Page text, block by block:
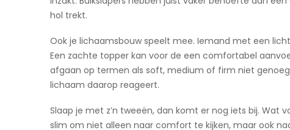
hol trekt.
Ook je lichaamsbouw speelt mee. Iemand met een
Een zachte topper kan voor de een comfortabel
afgaan op termen als soft, medium of firm niet
lichaam daarop reageert.
Slaap je met z’n tweeën, dan komt er nog iets bij. Wat
slim om niet alleen naar comfort te kijken, maar ook